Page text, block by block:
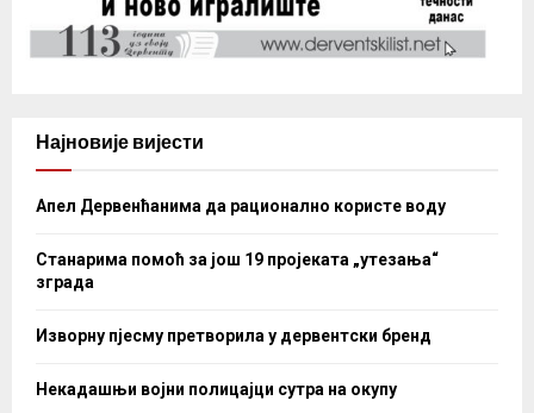
Најновије вијести
Апел Дервенћанима да рационално користе воду
Станарима помоћ за још 19 пројеката „утезања“
зграда
Изворну пјесму претворила у дервентски бренд
Некадашњи војни полицајци сутра на окупу